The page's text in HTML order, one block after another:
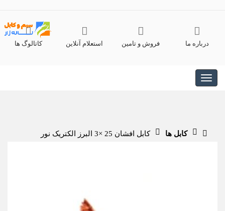
درباره ما فروش و تامین استعلام آنلاین کاتالوگ ها
کابل ها کابل افشان 25 ×3 البرز الکتریک نور